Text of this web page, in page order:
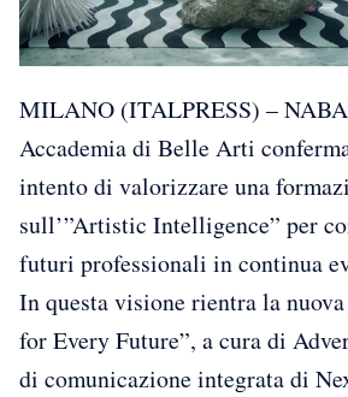
MILANO (ITALPRESS) –
Accademia di Belle Arti
intento di valorizzare una
sull’”Artistic Intelligence” per
futuri professionali in continua
In questa visione rientra la
for Every Future”, a cura di
di comunicazione integrata di